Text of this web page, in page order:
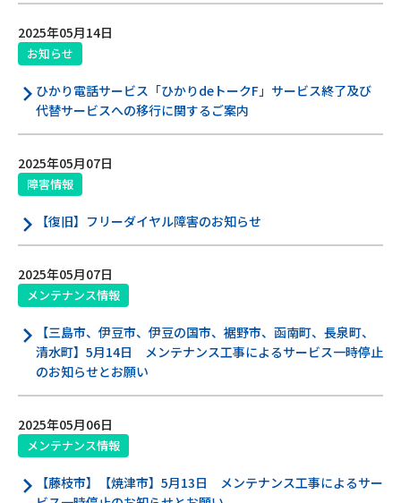
プライバシーポリシー
広告掲載のご案内
2025年05月14日
お知らせ
ひかり電話サービス「ひかりdeトークF」サービス終了及び
代替サービスへの移行に関するご案内
2025年05月07日
障害情報
【復旧】フリーダイヤル障害のお知らせ
2025年05月07日
メンテナンス情報
【三島市、伊豆市、伊豆の国市、裾野市、函南町、長泉町、
清水町】5月14日 メンテナンス工事によるサービス一時停止
のお知らせとお願い
2025年05月06日
メンテナンス情報
【藤枝市】【焼津市】5月13日 メンテナンス工事によるサー